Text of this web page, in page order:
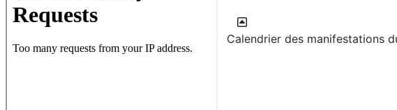
Calendrier des manifestations